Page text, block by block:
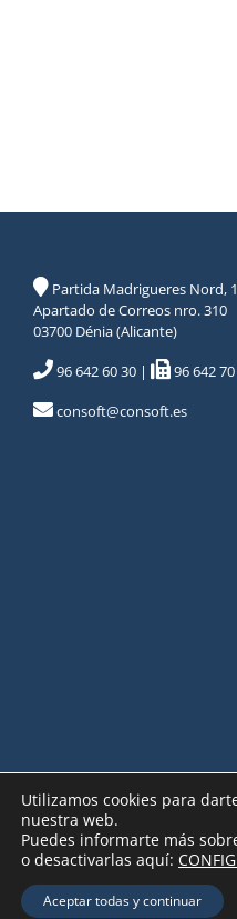
Partida Madrigueres Nord,
Apartado de Correos nro. 310
03700 Dénia (Alicante)
96 642 60 30 |
96 642
consoft@consoft.es
Copyright2026 - Consoft |Aviso
Política de Cookies|Seguridad
Utilizamos cookies para
nuestra web.
Puedes informarte más
o desactivarlas aquí:
Aceptar todas y continuar